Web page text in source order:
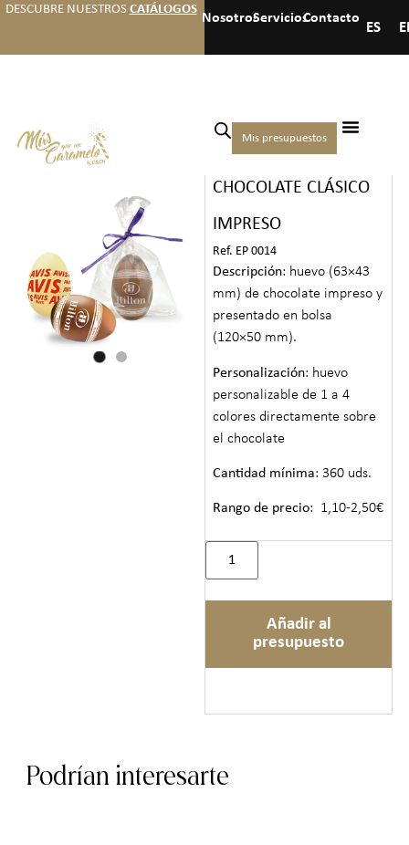
DESCUBRE NUESTROS CATÁLOGOS
NosotrosServiciosContacto
ES
Mis presupuestos
Inicio/ Eventos
/ Huevo
de chocolate clásico impreso
HUEVO DE
CHOCOLATE CLÁSICO
IMPRESO
Ref. EP 0014
Descripción: huevo (63×43
mm) de chocolate impreso y
presentado en bolsa
(120×50 mm).
Personalización: huevo
personalizable de 1 a 4
colores directamente sobre
el chocolate
Cantidad mínima: 360 uds.
Rango de precio: 1,10-2,50€
Añadir al
presupuesto
Podrían interesarte